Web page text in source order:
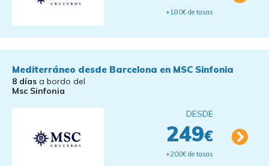
+180€ de tasas
Mediterráneo desde Barcelona en MSC Sinfonia
8 días a bordo del
Msc Sinfonia
DESDE
249€
+200€ de tasas